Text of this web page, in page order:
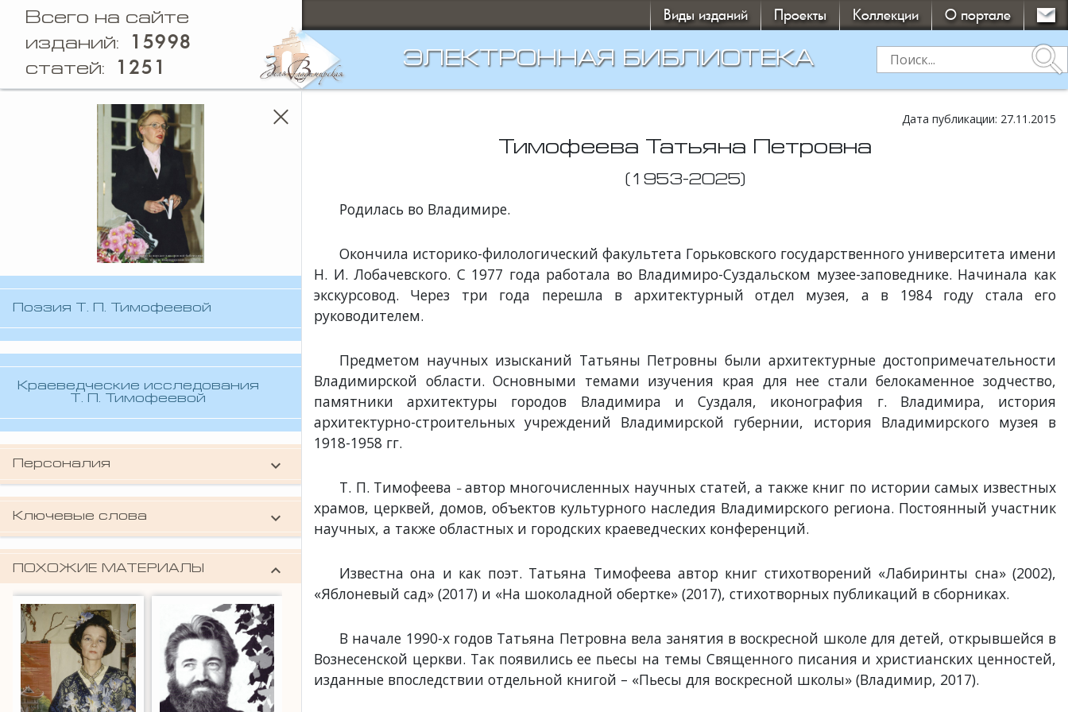
Всего на сайте
изданий: 15998
статей: 1251
Виды изданий Проекты Коллекции О портале
ЭЛЕКТРОННАЯ БИБЛИОТЕКА search
Поэзия Т. П. Тимофеевой
Краеведческие исследования
Т. П. Тимофеевой
Персоналия keyboard_arrow_down
Тимофеева Татьяна Петровна
(искусствовед)
Ключевые слова keyboard_arrow_down
биографии,владимирские краеведы,
владимирские поэты
ПОХОЖИЕ МАТЕРИАЛЫ keyboard_arrow_down
Дата публикации: 27.11.2015
Тимофеева Татьяна Петровна
(1953-2025)
Родилась во Владимире.
Окончила историко-филологический факультета Горьковского государственного университета имени
Н. И. Лобачевского. С 1977 года работала во Владимиро-Суздальском музее-заповеднике. Начинала как
экскурсовод. Через три года перешла в архитектурный отдел музея, а в 1984 году стала его
руководителем.
Предметом научных изысканий Татьяны Петровны были архитектурные достопримечательности
Владимирской области. Основными темами изучения края для нее стали белокаменное зодчество,
памятники архитектуры городов Владимира и Суздаля, иконография г. Владимира, история
архитектурно-строительных учреждений Владимирской губернии, история Владимирского музея в
1918-1958 гг.
Т. П. Тимофеева – автор многочисленных научных статей, а также книг по истории самых известных
храмов, церквей, домов, объектов культурного наследия Владимирского региона. Постоянный участник
научных, а также областных и городских краеведческих конференций.
Известна она и как поэт. Татьяна Тимофеева автор книг стихотворений «Лабиринты сна» (2002),
«Яблоневый сад» (2017) и «На шоколадной обертке» (2017), стихотворных публикаций в сборниках.
В начале 1990-х годов Татьяна Петровна вела занятия в воскресной школе для детей, открывшейся в
Вознесенской церкви. Так появились ее пьесы на темы Священного писания и христианских ценностей,
изданные впоследствии отдельной книгой – «Пьесы для воскресной школы» (Владимир, 2017).